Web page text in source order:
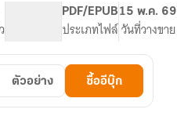
PDF/EPUB
ประเภทไฟล์
15 พ.ค. 69
วันที่วางขาย
ตัวอย่าง ซื้ออีบุ๊ก